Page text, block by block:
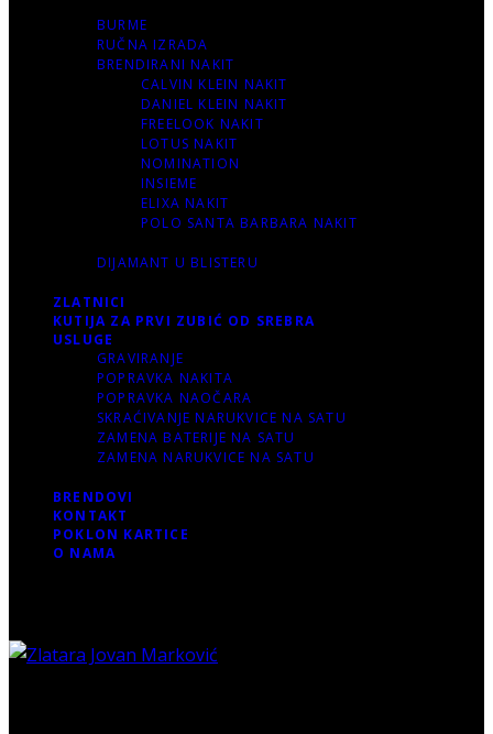
BURME
RUČNA IZRADA
BRENDIRANI NAKIT
CALVIN KLEIN NAKIT
DANIEL KLEIN NAKIT
FREELOOK NAKIT
LOTUS NAKIT
NOMINATION
INSIEME
ELIXA NAKIT
POLO SANTA BARBARA NAKIT
DIJAMANT U BLISTERU
ZLATNICI
KUTIJA ZA PRVI ZUBIĆ OD SREBRA
USLUGE
GRAVIRANJE
POPRAVKA NAKITA
POPRAVKA NAOČARA
SKRAĆIVANJE NARUKVICE NA SATU
ZAMENA BATERIJE NA SATU
ZAMENA NARUKVICE NA SATU
BRENDOVI
KONTAKT
POKLON KARTICE
O NAMA